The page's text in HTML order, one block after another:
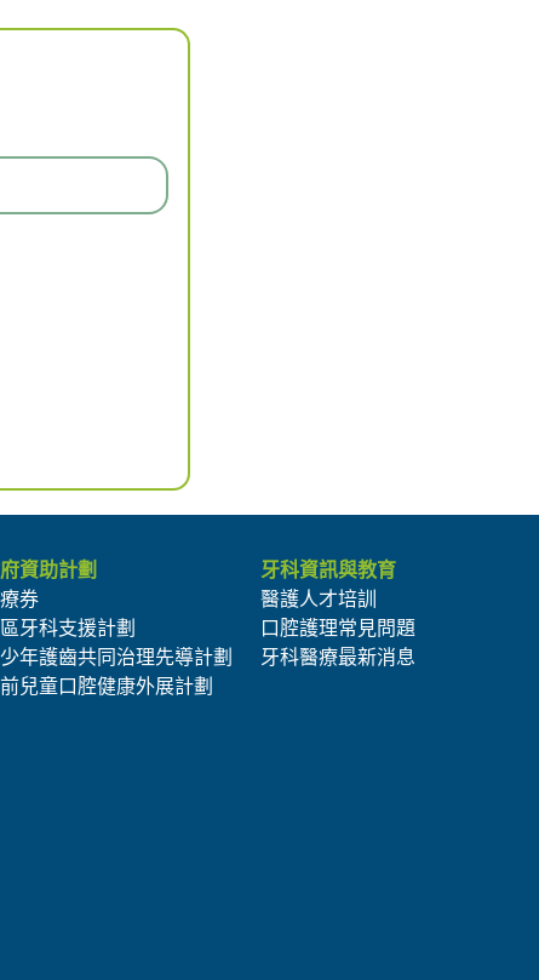
資助計劃
券
牙科支援計劃
年護齒共同治理先導計劃
兒童口腔健康外展計劃
牙科資訊與教育
醫護人才培訓
口腔護理常見問題
牙科醫療最新消息